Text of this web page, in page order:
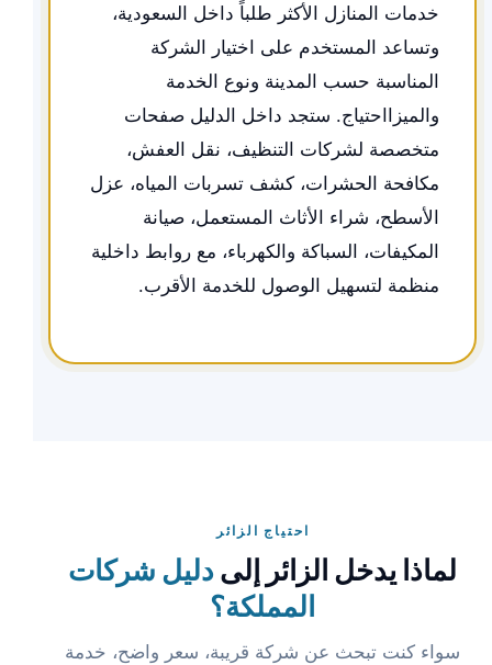
خدمات المنازل الأكثر طلباً داخل السعودية،
وتساعد المستخدم على اختيار الشركة
المناسبة حسب المدينة ونوع الخدمة
والميزااحتياج. ستجد داخل الدليل صفحات
متخصصة لشركات التنظيف، نقل العفش،
مكافحة الحشرات، كشف تسربات المياه، عزل
الأسطح، شراء الأثاث المستعمل، صيانة
المكيفات، السباكة والكهرباء، مع روابط داخلية
منظمة لتسهيل الوصول للخدمة الأقرب.
احتياج الزائر
لماذا يدخل الزائر إلىدليل شركات
المملكة؟
سواء كنت تبحث عن شركة قريبة، سعر واضح، خدمة